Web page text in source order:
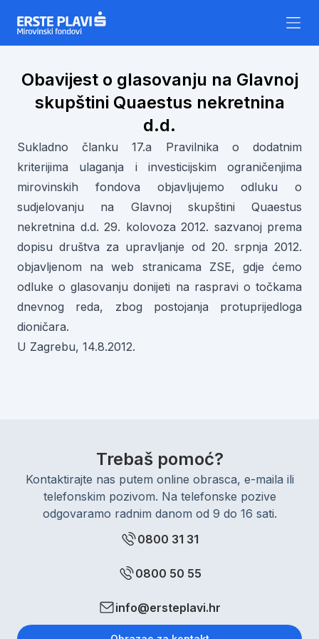
Obavijest o glasovanju na Glavnoj
skupštini Quaestus nekretnina
d.d.
Sukladno članku 17.a Pravilnika o dodatnim
kriterijima ulaganja i investicijskim ograničenjima
mirovinskih fondova objavljujemo odluku o
sudjelovanju na Glavnoj skupštini Quaestus
nekretnina d.d. 29. kolovoza 2012. sazvanoj prema
dopisu društva za upravljanje od 20. srpnja 2012.
objavljenom na web stranicama ZSE, gdje ćemo
odluke o glasovanju donijeti na raspravi o točkama
dnevnog reda, zbog postojanja protuprijedloga
dioničara.
U Zagrebu, 14.8.2012.
Trebaš pomoć?
Kontaktirajte nas putem online obrasca, e-maila ili
telefonskim pozivom. Na telefonske pozive
odgovaramo radnim danom od 9 do 16 sati.
0800 31 31
0800 50 55
info@ersteplavi.hr